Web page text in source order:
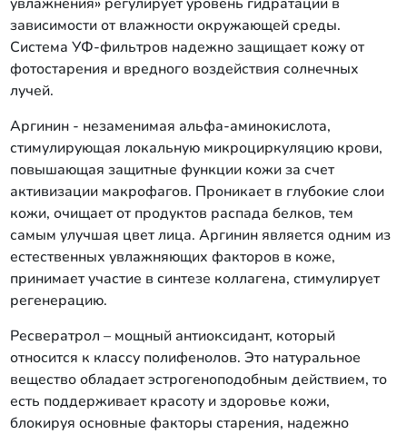
зависимости от влажности окружающей среды.
Система УФ-фильтров надежно защищает кожу от
фотостарения и вредного воздействия солнечных
лучей.
Аргинин - незаменимая альфа-аминокислота,
стимулирующая локальную микроциркуляцию крови,
повышающая защитные функции кожи за счет
активизации макрофагов. Проникает в глубокие слои
кожи, очищает от продуктов распада белков, тем
самым улучшая цвет лица. Аргинин является одним из
естественных увлажняющих факторов в коже,
принимает участие в синтезе коллагена, стимулирует
регенерацию.
Ресвератрол – мощный антиоксидант, который
относится к классу полифенолов. Это натуральное
вещество обладает эстрогеноподобным действием, то
есть поддерживает красоту и здоровье кожи,
блокируя основные факторы старения, надежно